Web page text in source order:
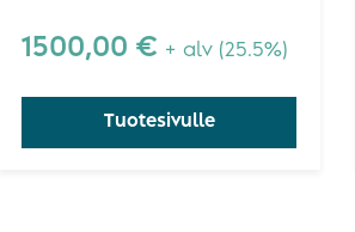
helmien koetta.
1500,00 € + alv (25.5%)
Tuotesivulle